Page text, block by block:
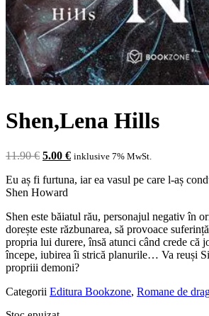
Shen,Lena Hills
11.90€ Prețul
a
fost:
5.00 €Prețul
este:
inklusive 7% MwSt.
Eu aș fi furtuna, iar ea vasul pe care l-aș
Shen Howard
Shen este băiatul rău, personajul negativ în
dorește este răzbunarea, să provoace
propria lui durere, însă atunci când crede că
începe, iubirea îi strică planurile… Va reuși
propriii demoni?
Categorii Editura Bookzone, Romane de